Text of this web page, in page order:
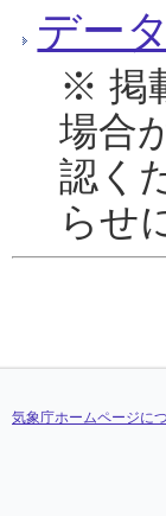
デー
※ 掲
場合
認く
らせ
気象庁ホームページに